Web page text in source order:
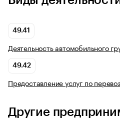
49.41
Деятельность автомобильного
49.42
Предоставление услуг по
Другие